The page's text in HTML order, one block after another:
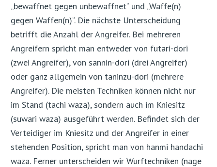
„bewaffnet gegen unbewaffnet“ und „Waffe(n)
gegen Waffen(n)“. Die nächste Unterscheidung
betrifft die Anzahl der Angreifer. Bei mehreren
Angreifern spricht man entweder von futari-dori
(zwei Angreifer), von sannin-dori (drei Angreifer)
oder ganz allgemein von taninzu-dori (mehrere
Angreifer). Die meisten Techniken können nicht nur
im Stand (tachi waza), sondern auch im Kniesitz
(suwari waza) ausgeführt werden. Befindet sich der
Verteidiger im Kniesitz und der Angreifer in einer
stehenden Position, spricht man von hanmi handachi
waza. Ferner unterscheiden wir Wurftechniken (nage